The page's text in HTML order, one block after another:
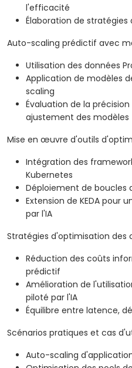
l'efficacité
Élaboration de stratégies
Auto-scaling prédictif avec
Utilisation des données
Application de modèles
scaling
Évaluation de la
ajustement des modèles
Mise en œuvre d'outils
Intégration des
Kubernetes
Déploiement de boucles
Extension de KEDA pour
par l'IA
Stratégies d'optimisation
Réduction des coûts
prédictif
Amélioration de
piloté par l'IA
Équilibre entre latence,
Scénarios pratiques et cas
Auto-scaling